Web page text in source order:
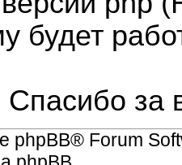
будет
Спасибо за
phpBB® Forum